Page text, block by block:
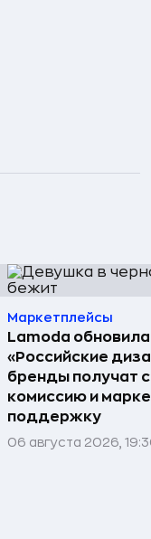
Маркетплейсы
Lamoda
«Российские
бренды получат
комиссию и
поддержку
06 августа 2026,